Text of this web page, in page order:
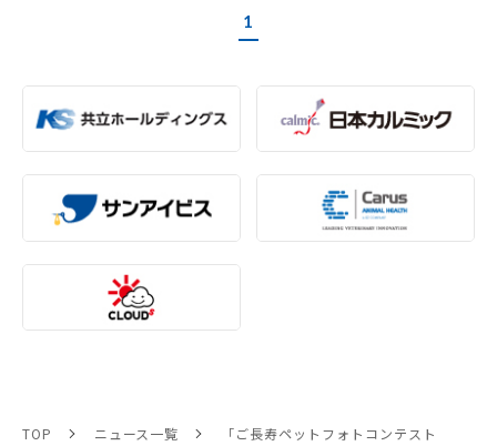
1
TOP ニュース一覧
「ご長寿ペットフォトコンテスト